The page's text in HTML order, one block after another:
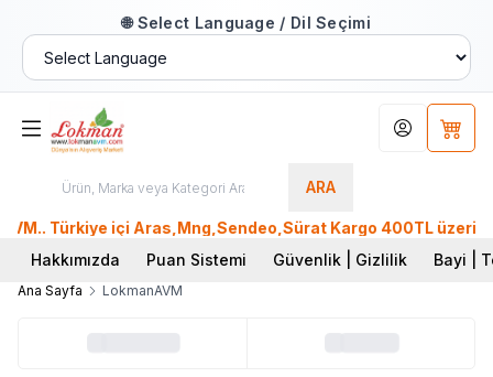
🌐 Select Language / Dil Seçimi
ARA
Hesabım
Türkiye içi Aras,Mng,Sendeo,Sürat Kargo 400TL üzeri,
Hakkımızda
Puan Sistemi Güvenlik | Gizlilik Bayi |
Ana Sayfa LokmanAVM